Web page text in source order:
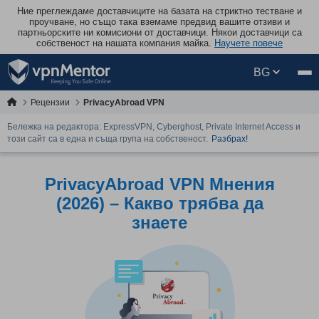
Ние преглеждаме доставчиците на базата на стриктно тестване и
проучване, но също така вземаме предвид вашите отзиви и
партньорските ни комисиони от доставчици. Някои доставчици са
собственост на нашата компания майка. Научете повече
BG
Рецензии PrivacyAbroad VPN
Бележка на редактора: ExpressVPN, Cyberghost, Private Internet Access и
този сайт са в една и съща група на собственост. Разбрах!
PrivacyAbroad VPN Mнения
(2026) – Какво трябва да
знаете